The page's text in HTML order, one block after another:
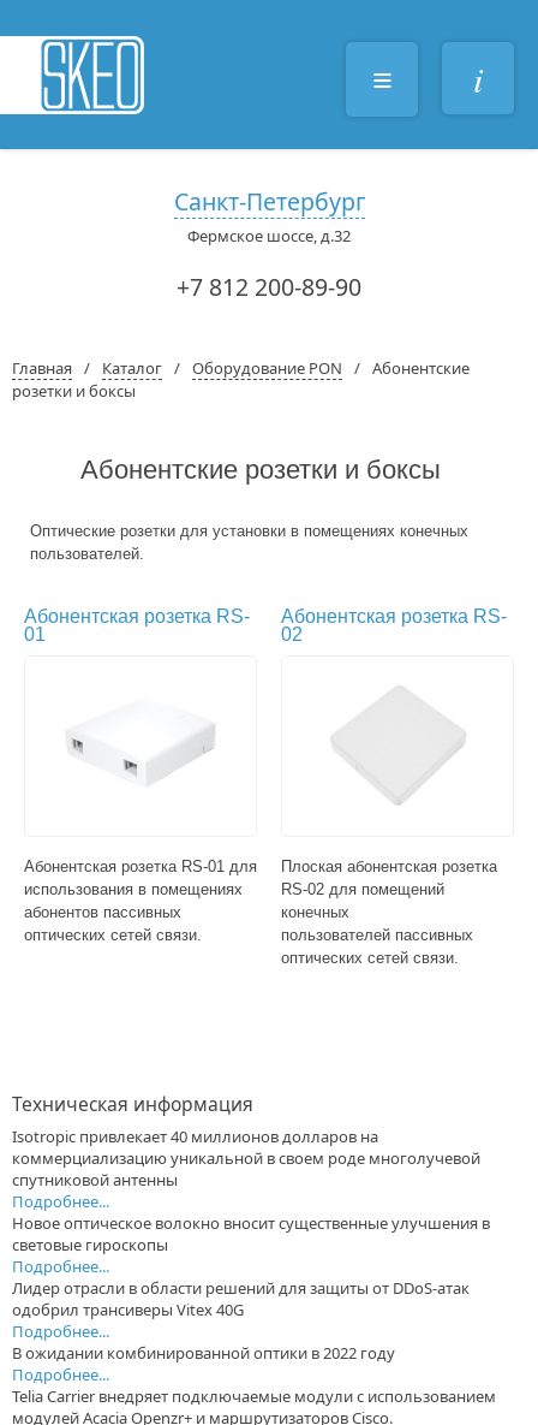
i
≡
Санкт-Петербург
Фермское шоссе, д.32
+7 812 200-89-90
Главная / Каталог / Оборудование PON / Абонентские
розетки и боксы
Абонентские розетки и боксы
Оптические розетки для установки в помещениях конечных
пользователей.
Абонентская розетка RS-
01
Абонентская розетка RS-01 для
использования в помещениях
абонентов пассивных
оптических сетей связи.
Абонентская розетка RS-
02
Плоская абонентская розетка
RS-02 для помещений
конечных
пользователей пассивных
оптических сетей связи.
Техническая информация
Isotropic привлекает 40 миллионов долларов на
коммерциализацию уникальной в своем роде многолучевой
спутниковой антенны
Подробнее...
Новое оптическое волокно вносит существенные улучшения в
световые гироскопы
Подробнее...
Лидер отрасли в области решений для защиты от DDoS-атак
одобрил трансиверы Vitex 40G
Подробнее...
В ожидании комбинированной оптики в 2022 году
Подробнее...
Telia Carrier внедряет подключаемые модули с использованием
модулей Acacia Openzr+ и маршрутизаторов Cisco.